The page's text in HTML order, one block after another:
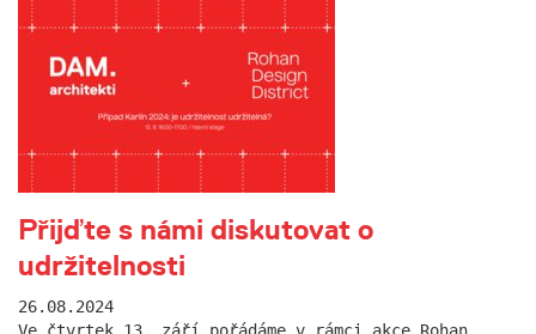
Přijďte s námi diskutovat o
udržitelnosti
26.08.2024